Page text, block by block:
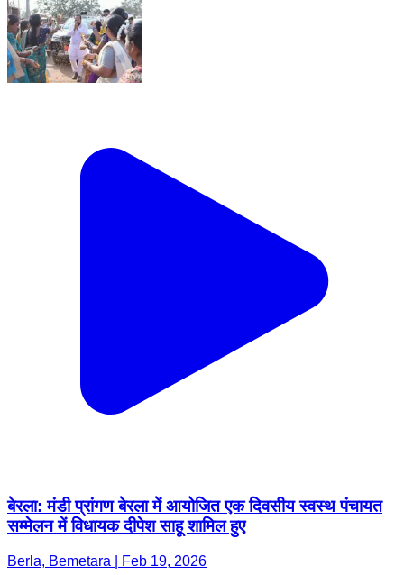
बेरला: मंडी प्रांगण बेरला में आयोजित एक दिवसीय स्वस्थ पंचायत
सम्मेलन में विधायक दीपेश साहू शामिल हुए
Berla, Bemetara | Feb 19, 2026